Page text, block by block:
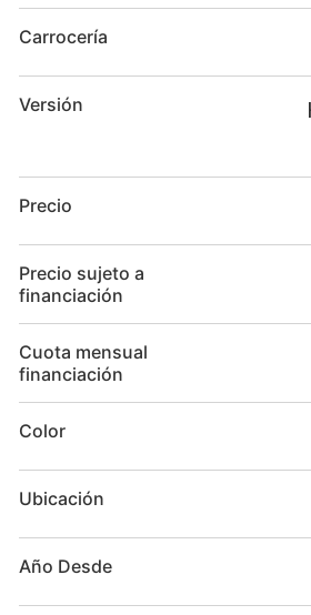
Carrocería
Versión
Precio
Precio sujeto a
financiación
Cuota mensual
financiación
Color
Ubicación
Año Desde